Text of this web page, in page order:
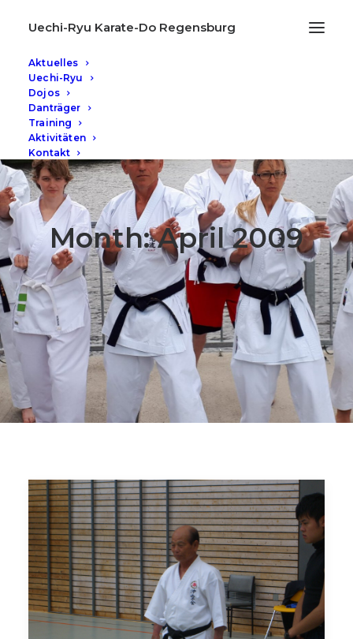
Uechi-Ryu Karate-Do Regensburg
Aktuelles
Uechi-Ryu
Dojos
Danträger
Training
Aktivitäten
Kontakt
Month: April 2009